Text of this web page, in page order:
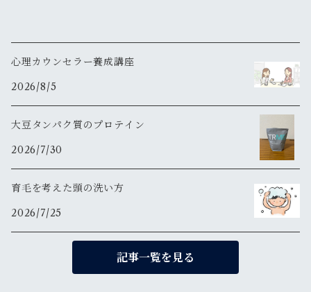
心理カウンセラー養成講座
2026/8/5
大豆タンパク質のプロテイン
2026/7/30
育毛を考えた頭の洗い方
2026/7/25
記事一覧を見る